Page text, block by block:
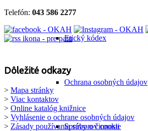
Etický kódex
Ochrana osobných údajov
Správy o činnosti
Telefón: 043 586 2277
Dôležité odkazy
> Mapa stránky
> Viac kontaktov
> Online katalóg knižnice
> Vyhlásenie o ochrane osobných údajov
> Zásady používania súborov cookie